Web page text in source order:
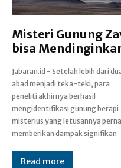
Misteri Gunung
bisa
Jabaran.id - Setelah lebih dari
abad menjadi teka-teki, para
peneliti akhirnya berhasil
mengidentifikasi gunung berapi
misterius yang letusannya
memberikan dampak signifikan
terhadap iklim global
mendinginkan bumi. Gunung
tersebut adalah Gunung
Zavaritskii, yang terletak di Pulau
Kuril, sebuah pulau
Read more